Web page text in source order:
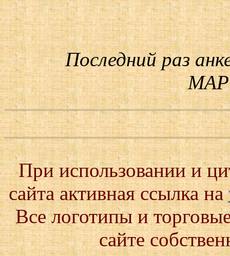
Последний раз
При использовании и
сайта активная ссылка на
Все логотипы и
сайте